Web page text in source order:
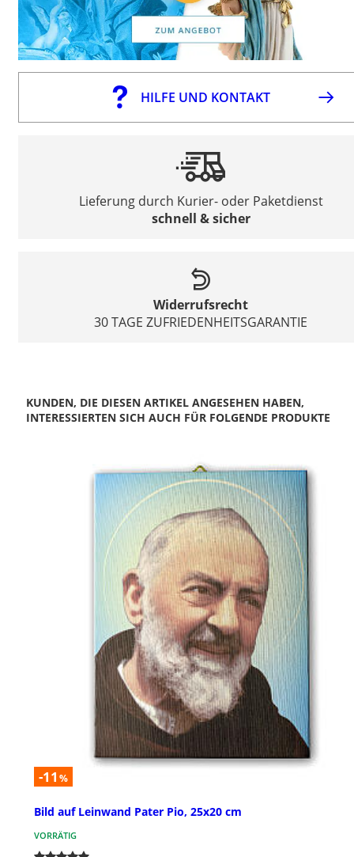
HILFE UND KONTAKT
Lieferung durch Kurier- oder Paketdienst
schnell & sicher
Widerrufsrecht
30 TAGE ZUFRIEDENHEITSGARANTIE
KUNDEN, DIE DIESEN ARTIKEL ANGESEHEN HABEN,
INTERESSIERTEN SICH AUCH FÜR FOLGENDE PRODUKTE
-11 %
Bild auf Leinwand Pater Pio, 25x20 cm
VORRÄTIG